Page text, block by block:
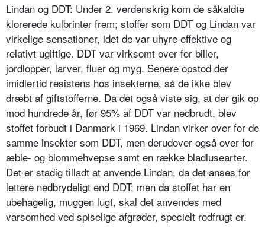
Lindan og DDT: Under 2. verdenskrig kom de såkaldte
klorerede kulbrinter frem; stoffer som DDT og Lindan var
virkelige sensationer, idet de var uhyre effektive og
relativt ugiftige. DDT var virksomt over for biller,
jordlopper, larver, fluer og myg. Senere opstod der
imidlertid resistens hos insekterne, så de ikke blev
dræbt af giftstofferne. Da det også viste sig, at der gik op
mod hundrede år, før 95% af DDT var nedbrudt, blev
stoffet forbudt i Dan­mark i 1969. Lindan virker over for de
samme insekter som DDT, men derud­over også over for
æble- og blomme­hvepse samt en række bladlusearter.
Det er stadig tilladt at anvende Lindan, da det anses for
lettere nedbryde­ligt end DDT; men da stoffet har en
ubehagelig, muggen lugt, skal det an­vendes med
varsomhed ved spiselige afgrøder, specielt rodfrugt er.